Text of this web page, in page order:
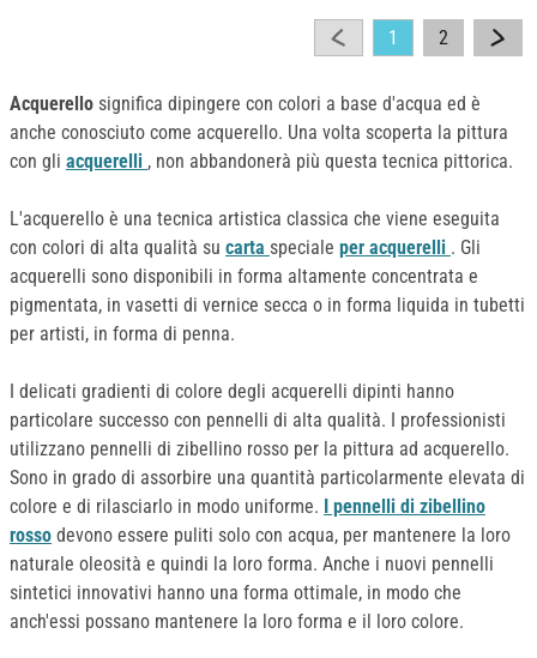
1 2
Acquerello significa dipingere con colori a base d'acqua ed è
anche conosciuto come acquerello. Una volta scoperta la pittura
con gli acquerelli , non abbandonerà più questa tecnica pittorica.
L'acquerello è una tecnica artistica classica che viene eseguita
con colori di alta qualità su carta speciale per acquerelli . Gli
acquerelli sono disponibili in forma altamente concentrata e
pigmentata, in vasetti di vernice secca o in forma liquida in tubetti
per artisti, in forma di penna.
I delicati gradienti di colore degli acquerelli dipinti hanno
particolare successo con pennelli di alta qualità. I professionisti
utilizzano pennelli di zibellino rosso per la pittura ad acquerello.
Sono in grado di assorbire una quantità particolarmente elevata di
colore e di rilasciarlo in modo uniforme.
I pennelli di zibellino
rosso devono essere puliti solo con acqua, per mantenere la loro
naturale oleosità e quindi la loro forma. Anche i nuovi pennelli
sintetici innovativi hanno una forma ottimale, in modo che
anch'essi possano mantenere la loro forma e il loro colore.